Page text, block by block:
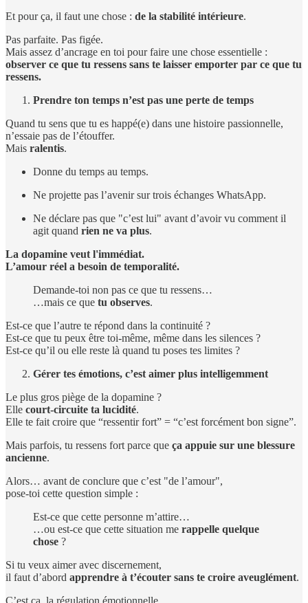
Et pour ça, il faut une chose : de la stabilité intérieure.
Pas parfaite. Pas figée.
Mais assez d’ancrage en toi pour faire une chose essentielle :
observer ce que tu ressens sans te laisser emporter par ce que tu
ressens.
Prendre ton temps n’est pas une perte de temps
Quand tu sens que tu es happé(e) dans une histoire passionnelle,
n’essaie pas de l’étouffer.
Mais ralentis.
Donne du temps au temps.
Ne projette pas l’avenir sur trois échanges WhatsApp.
Ne déclare pas que "c’est lui" avant d’avoir vu comment il
agit quand rien ne va plus.
La dopamine veut l'immédiat.
L’amour réel a besoin de temporalité.
Demande-toi non pas ce que tu ressens…
…mais ce que tu observes.
Est-ce que l’autre te répond dans la continuité ?
Est-ce que tu peux être toi-même, même dans les silences ?
Est-ce qu’il ou elle reste là quand tu poses tes limites ?
Gérer tes émotions, c’est aimer plus intelligemment
Le plus gros piège de la dopamine ?
Elle court-circuite ta lucidité.
Elle te fait croire que “ressentir fort” = “c’est forcément bon signe”.
Mais parfois, tu ressens fort parce que ça appuie sur une blessure
ancienne.
Alors… avant de conclure que c’est "de l’amour",
pose-toi cette question simple :
Est-ce que cette personne m’attire…
…ou est-ce que cette situation me rappelle quelque
chose ?
Si tu veux aimer avec discernement,
il faut d’abord apprendre à t’écouter sans te croire aveuglément.